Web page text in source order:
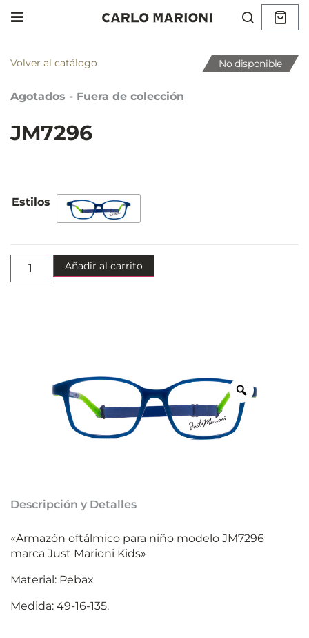
Descripción y Detalles
«Armazón oftálmico para niño modelo JM7296
marca Just Marioni Kids»
Material: Pebax
Medida: 49-16-135.
Volver al catálogo
Agotados - Fuera de colección
JM7296
No disponible
Añadir al carrito